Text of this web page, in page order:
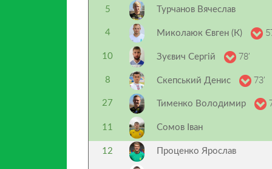
5 Турчанов Вячеслав
4 Миколаюк Євген (К)
10 Зуєвич Сергій 78’
8 Скепський Денис 73’
27 Тименко Володимир
11 Сомов Іван
12 Проценко Ярослав